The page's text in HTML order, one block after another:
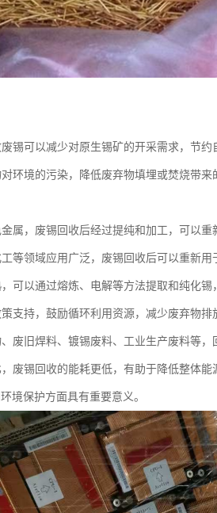
锡可以减少对原生锡矿的开采需求，节约
环境的污染，降低废弃物填埋或焚烧带
属，废锡回收后经过提纯和加工，可以重
等领域应用广泛，废锡回收后可以重新用
可以通过熔炼、电解等方法提取和纯化锡
支持，鼓励循环利用资源，减少废弃物排
废旧焊料、镀锡废料、工业生产废料等，
废锡回收的能耗更低，有助于降低整体能
境保护方面具有重要意义。